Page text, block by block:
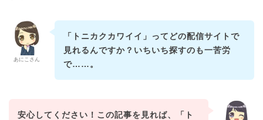
あにこさん
「トニカクカワイイ」ってどの配信サイトで
見れるんですか？いちいち探すのも一苦労
で……。
安心してください！この記事を見れば、「ト